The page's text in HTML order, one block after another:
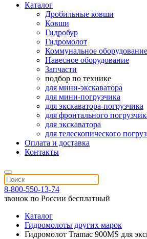
Каталог
Дробильные ковши
Ковши
Гидробур
Гидромолот
Коммунальное оборудование
Навесное оборудование
Запчасти
подбор по технике
для мини-экскаватора
для мини-погрузчика
для экскаватора-погрузчика
для фронтального
для экскаватора
для телескопического
Оплата и доставка
Контакты
8-800-550-13-74
звонок по России бесплатный
Каталог
Гидромолоты других марок
Гидромолот Tramac 900MS для